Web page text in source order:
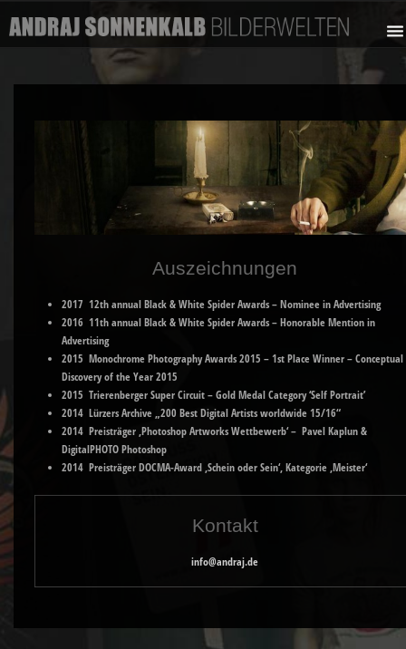
Auszeichnungen
2017 12th annual Black & White Spider Awards – Nominee in Advertising
2016 11th annual Black & White Spider Awards – Honorable Mention in
Advertising
2015 Monochrome Photography Awards 2015 – 1st Place Winner – Conceptual
Discovery of the Year 2015
2015 Trierenberger Super Circuit – Gold Medal Category ‘Self Portrait’
2014 Lürzers Archive „200 Best Digital Artists worldwide 15/16“
2014 Preisträger ‚Photoshop Artworks Wettbewerb‘ – Pavel Kaplun &
DigitalPHOTO Photoshop
2014 Preisträger DOCMA-Award ‚Schein oder Sein‘, Kategorie ‚Meister‘
Kontakt
info@andraj.de